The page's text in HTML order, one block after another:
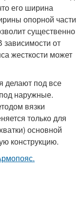
его ширина
опорной части
существенно
зависимости от
жесткости может
делают под все
наружные.
вязки
только для
основной
конструкцию.